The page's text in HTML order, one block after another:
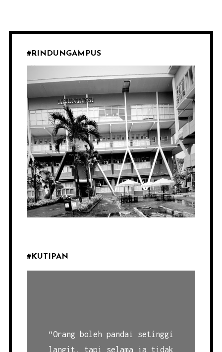
#RINDUNGAMPUS
#KUTIPAN
“Orang boleh pandai setinggi
langit, tapi selama ia tidak